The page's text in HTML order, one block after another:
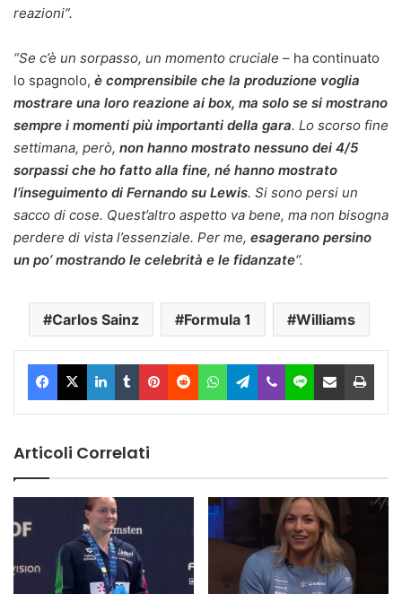
reazioni”.
“Se c’è un sorpasso, un momento cruciale – ha continuato
lo spagnolo, è comprensibile che la produzione voglia
mostrare una loro reazione ai box, ma solo se si mostrano
sempre i momenti più importanti della gara. Lo scorso fine
settimana, però, non hanno mostrato nessuno dei 4/5
sorpassi che ho fatto alla fine, né hanno mostrato
l’inseguimento di Fernando su Lewis. Si sono persi un
sacco di cose. Quest’altro aspetto va bene, ma non bisogna
perdere di vista l’essenziale. Per me, esagerano persino
un po’ mostrando le celebrità e le fidanzate“.
Carlos Sainz Formula 1 Williams
Facebook
X LinkedIn
TumblrPinterest
RedditWhatsAppTelegram
ViberLine Condividi via Email
Articoli Correlati